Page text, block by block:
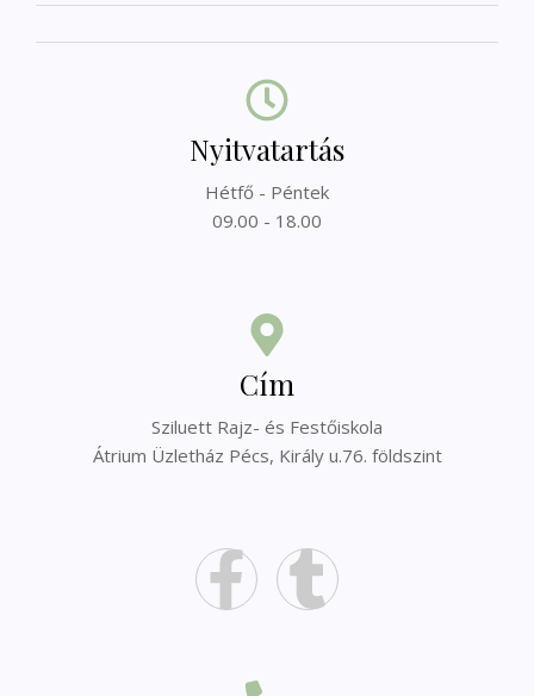
Nyitvatartás
Hétfő - Péntek
09.00 - 18.00
Cím
Sziluett Rajz- és Festőiskola
Átrium Üzletház Pécs, Király u.76. földszint